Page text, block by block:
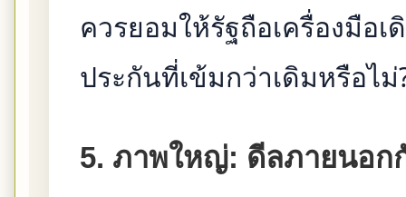
ควรยอมให้รัฐถือเครื่องมือ
ประกันที่เข้มกว่าเดิมหรือไม่
5. ภาพใหญ่: ดีลภายนอก